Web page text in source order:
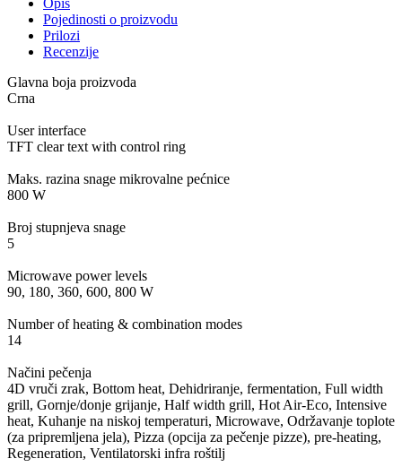
Opis
Pojedinosti o proizvodu
Prilozi
Recenzije
Glavna boja proizvoda
Crna
User interface
TFT clear text with control ring
Maks. razina snage mikrovalne pećnice
800 W
Broj stupnjeva snage
5
Microwave power levels
90, 180, 360, 600, 800 W
Number of heating & combination modes
14
Načini pečenja
4D vruči zrak, Bottom heat, Dehidriranje, fermentation, Full width
grill, Gornje/donje grijanje, Half width grill, Hot Air-Eco, Intensive
heat, Kuhanje na niskoj temperaturi, Microwave, Održavanje toplote
(za pripremljena jela), Pizza (opcija za pečenje pizze), pre-heating,
Regeneration, Ventilatorski infra roštilj